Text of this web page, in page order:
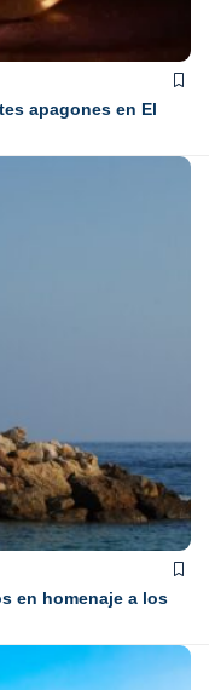
apagones en El
en homenaje a los